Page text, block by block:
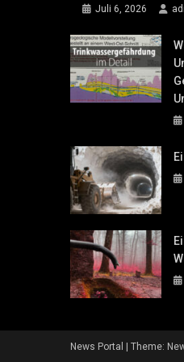
Juli 6, 2026
News Portal Theme: